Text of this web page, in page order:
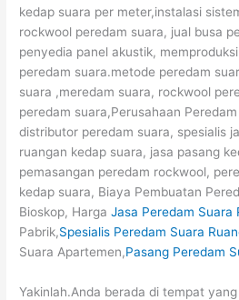
kedap suara per meter,instalasi
rockwool peredam suara, jual busa
penyedia panel akustik,
peredam suara.metode peredam
suara ,meredam suara, rockwool
peredam suara,Perusahaan
distributor peredam suara, spesialis
ruangan kedap suara, jasa pasang
pemasangan peredam rockwool,
kedap suara, Biaya Pembuatan
Bioskop, HargaJasa Peredam Suara
Pabrik,Spesialis Peredam Suara
Suara Apartemen,Pasang Peredam
Yakinlah.Anda berada di tempat